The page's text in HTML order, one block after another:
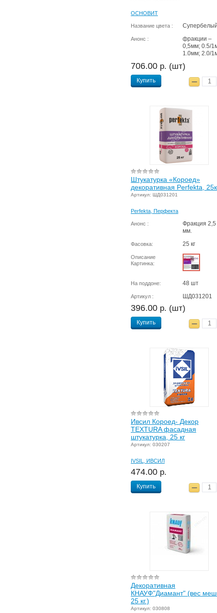
ОСНОВИТ
Название цвета :
Анонс :
фракции –
0,5мм; 0.5/
1.0мм; 2.0/
706.00 р. (шт)
Купить
Штукатурка «Короед»
декоративная Perfekta,
Артикул: ШД031201
Perfekta, Перфекта
Анонс :
Фракция 2,5
мм.
Фасовка: 25 кг
Описание
Картинка:
На поддоне: 48 шт
Артикул : ШД031201
396.00 р. (шт)
Купить
Ивсил Короед- Декор
TEXTURA фасадная
штукатурка, 25 кг
Артикул: 030207
IVSIL, ИВСИЛ
474.00 р.
Купить
Декоративная
КНАУФ"Диамант" (вес
25 кг.)
Артикул: 030808